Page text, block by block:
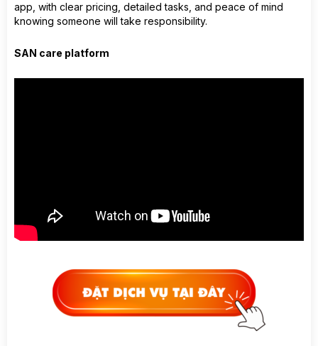
app, with clear pricing, detailed tasks, and peace of mind
knowing someone will take responsibility.
SAN care platform